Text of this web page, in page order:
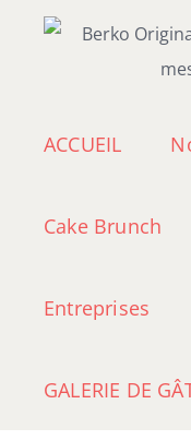
Passer
ACCUEIL
Cake Brunch
Entreprises
GALERIE DE